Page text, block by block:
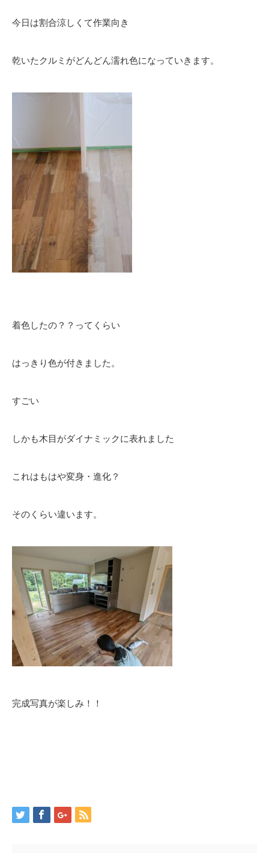
今日は割合涼しくて作業向き
乾いたクルミがどんどん濡れ色になっていきます。
着色したの？？ってくらい
はっきり色が付きました。
すごい
しかも木目がダイナミックに表れました
これはもはや変身・進化？
そのくらい違います。
完成写真が楽しみ！！